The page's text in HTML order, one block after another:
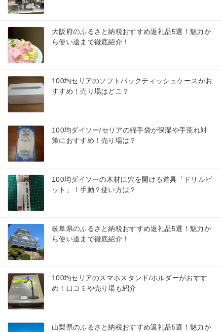
大阪府のふるさと納税おすすめ返礼品5選！魅力か
ら使い道まで徹底紹介！
100均セリアのソフトパックティッシュケースがお
すすめ！売り場はどこ？
100均ダイソー/セリアの綿手袋が保湿や手荒れ対
策におすすめ！売り場は？
100均ダイソーの木材に穴を開ける道具「ドリルビ
ット」！手動？使い方は？
岐阜県のふるさと納税おすすめ返礼品5選！魅力か
ら使い道まで徹底紹介！
100均セリアのスマホスタンド/ホルダーがおすす
め！口コミや売り場も紹介
山梨県のふるさと納税おすすめ返礼品5選！魅力か